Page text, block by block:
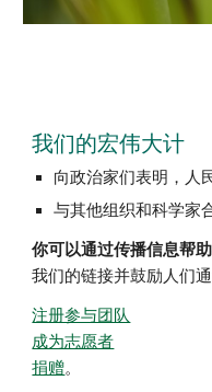
我们的宏伟大计
向政治家们表明，人
与其他组织和科学家
你可以通过传播信息帮
我们的链接并鼓励人们
注册参与团队
成为志愿者
捐赠。